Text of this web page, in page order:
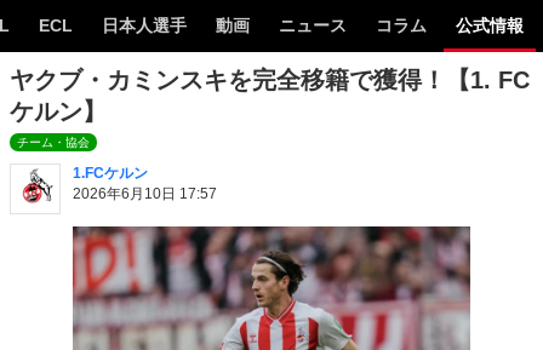
ECL 日本人選手 動画 ニュース コラム 公式情報
ヤクブ・カミンスキを完全移籍で獲得！【1. FC
ケルン】
チーム・協会
1.FCケルン
2026年6月10日 17:57